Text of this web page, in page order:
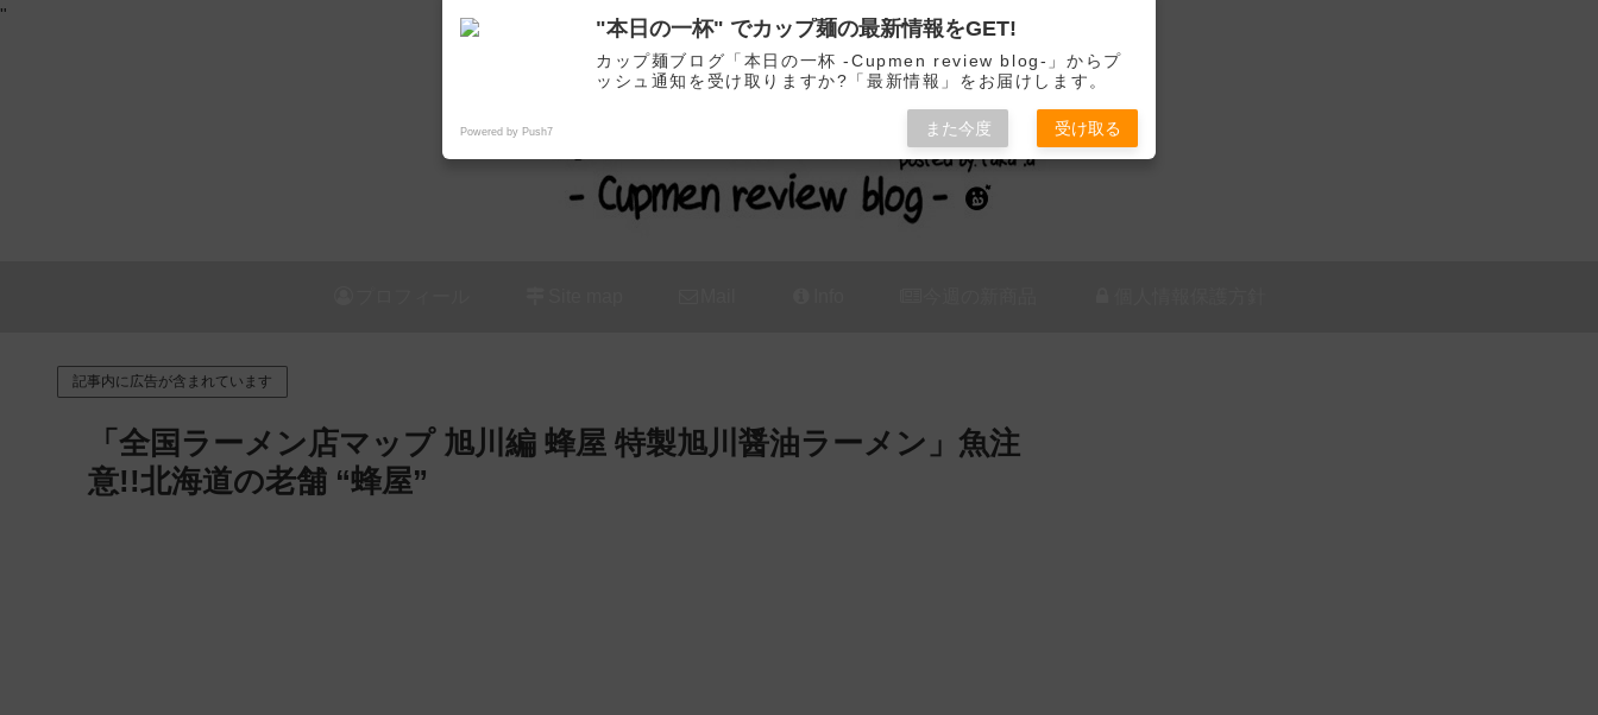
"
カップ麺の新商品をレビュー / アレンジするブログ
記事内に広告が含まれています
「全国ラーメン店マップ 旭川編 蜂屋 特製旭川醤油ラーメン」魚注
意!!北海道の老舗 “蜂屋”
"本日の一杯" でカップ麺の最新情報をGET!
カップ麺ブログ「本日の一杯 -Cupmen review blog-」からプ
ッシュ通知を受け取りますか?「最新情報」をお届けします。
Powered by Push7 また今度 受け取る